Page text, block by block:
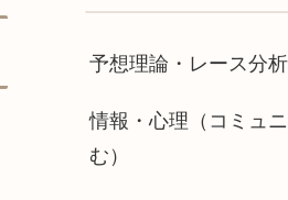
予想理論・レース分析
情報・心理（コミュ
む）